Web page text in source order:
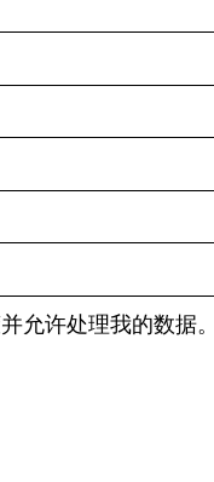
允许处理我的数据。